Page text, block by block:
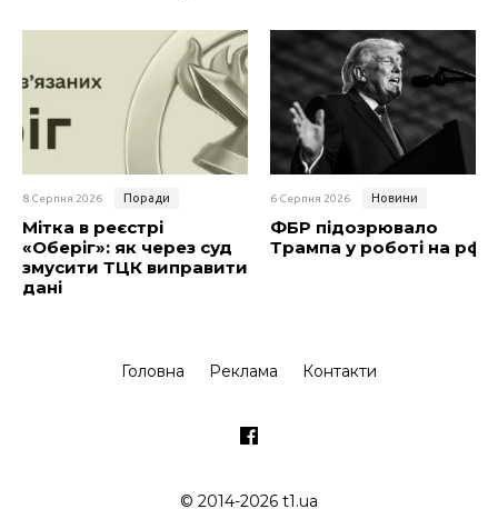
8 Серпня 2026 Поради
Мітка в реєстрі
«Оберіг»: як через суд
змусити ТЦК виправити
дані
6 Серпня 2026 Новини
ФБР підозрювало
Трампа у роботі на рф
Головна Реклама Контакти
© 2014-2026 t1.ua